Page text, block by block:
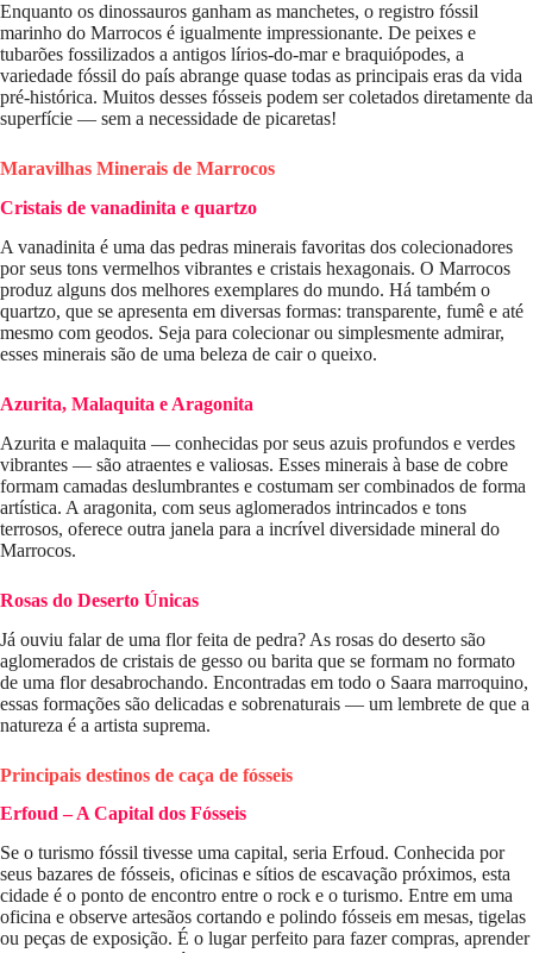
Enquanto os dinossauros ganham as manchetes, o registro fóssil
marinho do Marrocos é igualmente impressionante. De peixes e
tubarões fossilizados a antigos lírios-do-mar e braquiópodes, a
variedade fóssil do país abrange quase todas as principais eras da vida
pré-histórica. Muitos desses fósseis podem ser coletados diretamente da
superfície — sem a necessidade de picaretas!
Maravilhas Minerais de Marrocos
Cristais de vanadinita e quartzo
A vanadinita é uma das pedras minerais favoritas dos colecionadores
por seus tons vermelhos vibrantes e cristais hexagonais. O Marrocos
produz alguns dos melhores exemplares do mundo. Há também o
quartzo, que se apresenta em diversas formas: transparente, fumê e até
mesmo com geodos. Seja para colecionar ou simplesmente admirar,
esses minerais são de uma beleza de cair o queixo.
Azurita, Malaquita e Aragonita
Azurita e malaquita — conhecidas por seus azuis profundos e verdes
vibrantes — são atraentes e valiosas. Esses minerais à base de cobre
formam camadas deslumbrantes e costumam ser combinados de forma
artística. A aragonita, com seus aglomerados intrincados e tons
terrosos, oferece outra janela para a incrível diversidade mineral do
Marrocos.
Rosas do Deserto Únicas
Já ouviu falar de uma flor feita de pedra? As rosas do deserto são
aglomerados de cristais de gesso ou barita que se formam no formato
de uma flor desabrochando. Encontradas em todo o Saara marroquino,
essas formações são delicadas e sobrenaturais — um lembrete de que a
natureza é a artista suprema.
Principais destinos de caça de fósseis
Erfoud – A Capital dos Fósseis
Se o turismo fóssil tivesse uma capital, seria Erfoud. Conhecida por
seus bazares de fósseis, oficinas e sítios de escavação próximos, esta
cidade é o ponto de encontro entre o rock e o turismo. Entre em uma
oficina e observe artesãos cortando e polindo fósseis em mesas, tigelas
ou peças de exposição. É o lugar perfeito para fazer compras, aprender